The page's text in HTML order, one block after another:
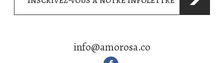
info@amorosa.co